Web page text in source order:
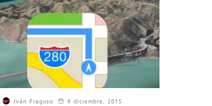
Iván Fragoso
9 diciembre, 2015